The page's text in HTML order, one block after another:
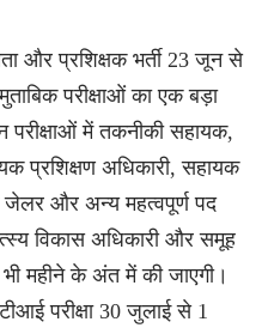
और प्रशिक्षक भर्ती 23 जून से
परीक्षाओं का एक बड़ा
परीक्षाओं में तकनीकी सहायक,
प्रशिक्षण अधिकारी, सहायक
और अन्य महत्वपूर्ण पद
विकास अधिकारी और समूह
भी महीने के अंत में की जाएगी।
परीक्षा 30 जुलाई से 1